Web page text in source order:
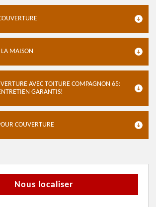
MAISON
AVEC TOITURE COMPAGNON 65:
GARANTIS!
COUVERTURE
Nous localiser